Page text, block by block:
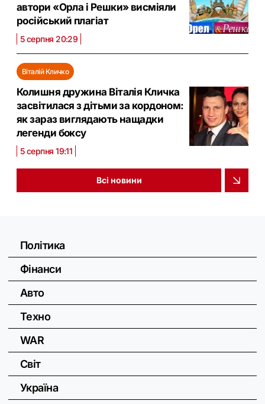
автори «Орла і Решки» висміяли
російський плагіат
5 серпня 20:29
Віталій Кличко
Колишня дружина Віталія Кличка
засвітилася з дітьми за кордоном:
як зараз виглядають нащадки
легенди боксу
5 серпня 19:11
Всі новини
Політика
Фінанси
Авто
Техно
WAR
Світ
Україна